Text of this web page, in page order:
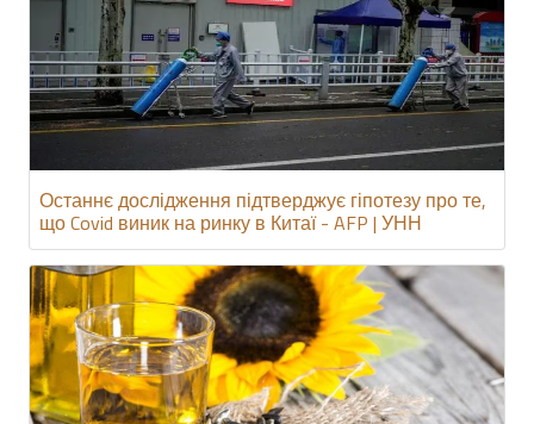
Останнє дослідження підтверджує гіпотезу про те,
що Covid виник на ринку в Китаї - AFP | УНН